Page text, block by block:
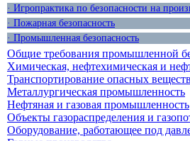
· Игропрактика по безопасности на
· Пожарная безопасность
· Промышленная безопасность
Общие требования промышленной
Химическая, нефтехимическая и
Транспортирование опасных веществ
Металлургическая промышленность
Нефтяная и газовая промышленность
Объекты газораспределения и
Оборудование, работающее под